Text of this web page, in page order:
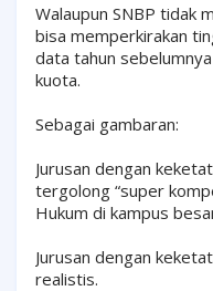
Walaupun SNBP tidak
bisa memperkirakan
data tahun
kuota.
Sebagai gambaran:
Jurusan dengan
tergolong “super
Hukum di kampus
Jurusan dengan
realistis.